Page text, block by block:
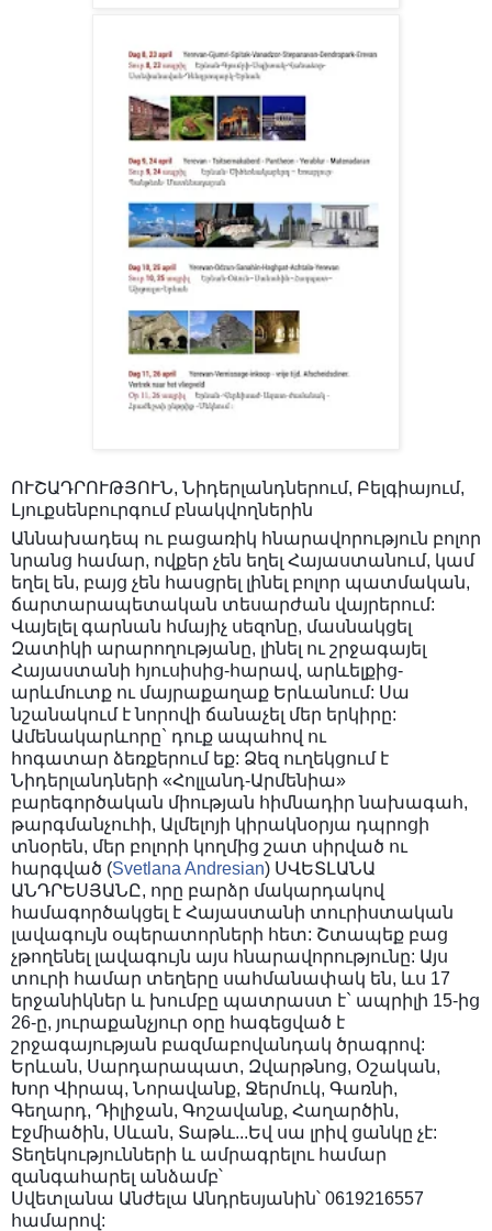
ՈՒՇԱԴՐՈՒԹՅՈՒՆ, Նիդերլանդներում, Բելգիայում,
Լյուքսենբուրգում բնակվողներին
Աննախադեպ ու բացառիկ հնարավորություն բոլոր
նրանց համար, ովքեր չեն եղել Հայաստանում, կամ
եղել են, բայց չեն հասցրել լինել բոլոր պատմական,
ճարտարապետական տեսարժան վայրերում:
Վայելել գարնան հմայիչ սեզոնը, մասնակցել
Զատիկի արարողությանը, լինել ու շրջագայել
Հայաստանի հյուսիսից-հարավ, արևելքից-
արևմուտք ու մայրաքաղաք Երևանում: Սա
նշանակում է նորովի ճանաչել մեր երկիրը:
Ամենակարևորը` դուք ապահով ու
հոգատար ձեռքերում եք: Ձեզ ուղեկցում է
Նիդերլանդների «Հոլլանդ-Արմենիա»
բարեգործական միության հիմնադիր նախագահ,
թարգմանչուհի, Ալմելոյի կիրակնօրյա դպրոցի
տնօրեն, մեր բոլորի կողմից շատ սիրված ու
հարգված (Svetlana Andresian) ՍՎԵՏԼԱՆԱ
ԱՆԴՐԵՍՅԱՆԸ, որը բարձր մակարդակով
համագործակցել է Հայաստանի տուրիստական
լավագույն օպերատորների հետ: Շտապեք բաց
չթողենել լավագույն այս հնարավորությունը: Այս
տուրի համար տեղերը սահմանափակ են, ևս 17
երջանիկներ և խումբը պատրաստ է` ապրիլի 15-ից
26-ը, յուրաքանչյուր օրը հագեցված է
շրջագայության բազմաբովանդակ ծրագրով:
Երևան, Սարդարապատ, Զվարթնոց, Օշական,
Խոր Վիրապ, Նորավանք, Ջերմուկ, Գառնի,
Գեղարդ, Դիլիջան, Գոշավանք, Հաղարծին,
Էջմիածին, Սևան, Տաթև...Եվ սա լրիվ ցանկը չէ:
Տեղեկությունների և ամրագրելու համար
զանգահարել անձամբ՝
Սվետլանա Անժելա Անդրեսյանին՝ 0619216557
համարով: